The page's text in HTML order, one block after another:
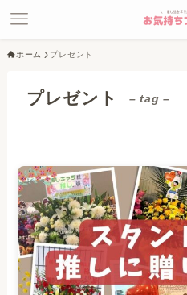
ホーム プレゼント
プレゼント – tag –